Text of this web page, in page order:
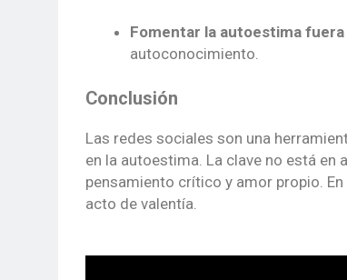
Fomentar la autoestima fuera
autoconocimiento.
Conclusión
Las redes sociales son una
en la autoestima. La clave no está en
pensamiento crítico y amor propio.
acto de valentía.